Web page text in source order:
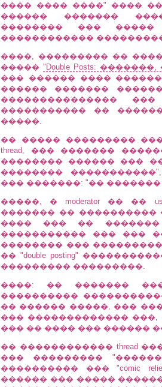
���� ���� ����" ����
������ �������
�������� ��� �����
������������
����, ��������� ��
����� "Double Posts:
��� ������ ����
������ �������
���������������
����������� ��
�����.
�� ����� ��������� ���
thread, ��� �������
�������� ������ ���
��������
��� �������: "�� ������� ��
�����, � moderator �� ��
������� ��
���� ��� ��
����������� ��� ���
�������� ���
�� "double posting"
��������� ���������.
����: �� �������
���������� �����������
�� ������ �����, ���
��� �������������
��� �� ���� ��� ������
�� ������������ thread
��� ���������
���������� ��� "comic
������ ��� �����